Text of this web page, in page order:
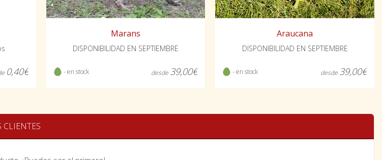
0,40€
Marans
DISPONIBILIDAD EN SEPTIEMBRE
- en stock desde 39,00€
Araucana
DISPONIBILIDAD EN SEPTIEMBRE
- en stock desde 39,00€
CLIENTES